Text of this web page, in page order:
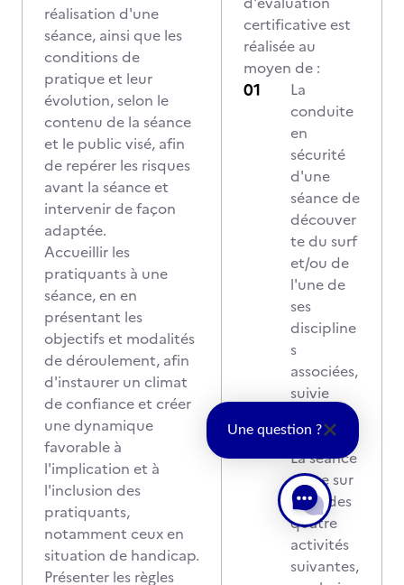
réalisation d'une
séance, ainsi que les
conditions de
pratique et leur
évolution, selon le
contenu de la séance
et le public visé, afin
de repérer les risques
avant la séance et
intervenir de façon
adaptée.
Accueillir les
pratiquants à une
séance, en en
présentant les
objectifs et modalités
de déroulement, afin
d'instaurer un climat
de confiance et créer
une dynamique
favorable à
l'implication et à
l'inclusion des
pratiquants,
notamment ceux en
situation de handicap.
Présenter les règles
certificative est
réalisée au
moyen de :
La
conduite
en
sécurité
d'une
séance de
découver
te du surf
et/ou de
l'une de
ses
discipline
s
associées,
suivie
entretien.
La séance
porte sur
l'une des
quatre
activités
suivantes,
Une question ?